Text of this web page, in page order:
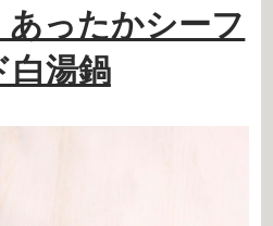
あったかシーフ
白湯鍋